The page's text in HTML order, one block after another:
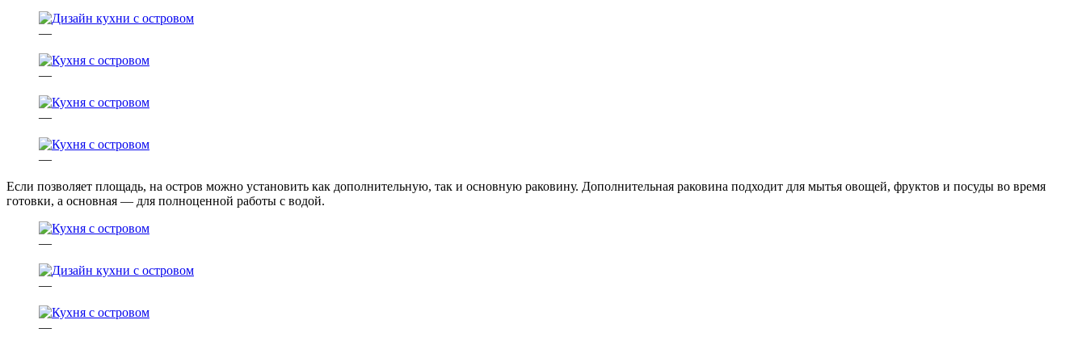
—
—
—
—
Если позволяет площадь, на остров можно установить как дополнительную, так и основную раковину. Дополнительная раковина подходит для мытья овощей, фруктов и посуды во время
готовки, а основная — для полноценной работы с водой.
—
—
—